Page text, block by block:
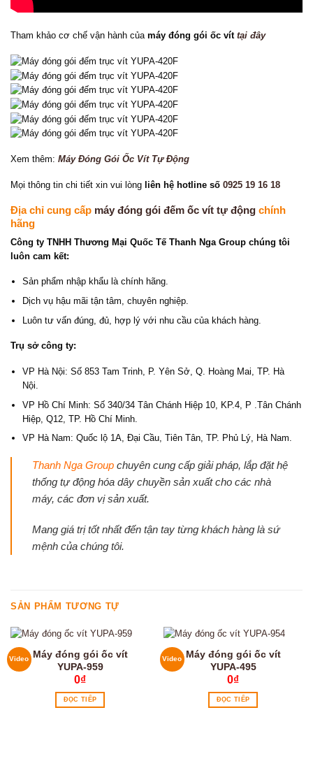
Tham khảo cơ chế vận hành của máy đóng gói ốc vít tại đây
Xem thêm: Máy Đóng Gói Ốc Vít Tự Động
Mọi thông tin chi tiết xin vui lòng liên hệ hotline số 0925 19 16 18
Địa chỉ cung cấp máy đóng gói đếm ốc vít tự động chính
hãng
Công ty TNHH Thương Mại Quốc Tế Thanh Nga Group chúng tôi
luôn cam kết:
Sản phẩm nhập khẩu là chính hãng.
Dịch vụ hậu mãi tận tâm, chuyên nghiệp.
Luôn tư vấn đúng, đủ, hợp lý với nhu cầu của khách hàng.
Trụ sở công ty:
VP Hà Nội: Số 853 Tam Trinh, P. Yên Sở, Q. Hoàng Mai, TP. Hà
Nội.
VP Hồ Chí Minh: Số 340/34 Tân Chánh Hiệp 10, KP.4, P .Tân Chánh
Hiệp, Q12, TP. Hồ Chí Minh.
VP Hà Nam: Quốc lộ 1A, Đại Cầu, Tiên Tân, TP. Phủ Lý, Hà Nam.
Thanh Nga Group chuyên cung cấp giải pháp, lắp đặt hệ
thống tự động hóa dây chuyền sản xuất cho các nhà
máy, các đơn vị sản xuất.
Mang giá trị tốt nhất đến tận tay từng khách hàng là sứ
mệnh của chúng tôi.
SẢN PHẨM TƯƠNG TỰ
Video
Máy đóng gói ốc vít
YUPA-959
0₫
ĐỌC TIẾP
Video
Máy đóng gói ốc vít
YUPA-495
0₫
ĐỌC TIẾP